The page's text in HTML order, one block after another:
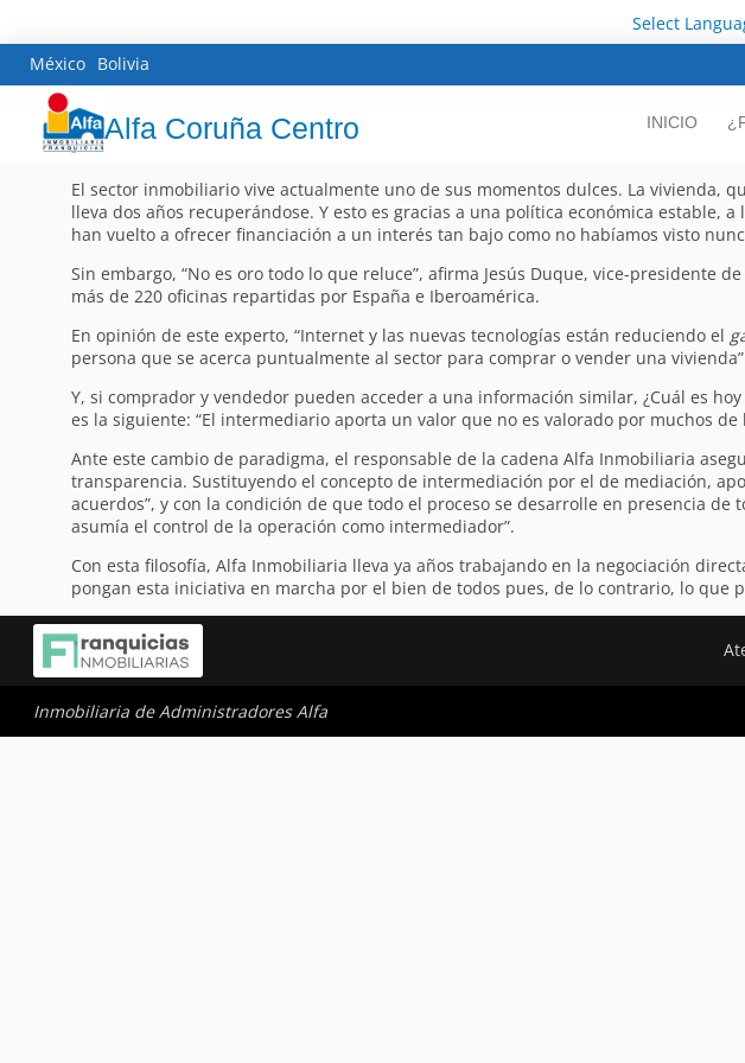
Select
México Bolivia
Alfa Coruña Centro INICIO
El sector inmobiliario vive actualmente uno de sus momentos dulces. La vivienda,
lleva dos años recuperándose. Y esto es gracias a una política económica estable,
han vuelto a ofrecer financiación a un interés tan bajo como no habíamos visto
Sin embargo, “No es oro todo lo que reluce”, afirma Jesús Duque, vice-presidente
más de 220 oficinas repartidas por España e Iberoamérica.
En opinión de este experto, “Internet y las nuevas tecnologías están reduciendo el
persona que se acerca puntualmente al sector para comprar o vender una
Y, si comprador y vendedor pueden acceder a una información similar, ¿Cuál es
es la siguiente: “El intermediario aporta un valor que no es valorado por muchos de
Ante este cambio de paradigma, el responsable de la cadena Alfa Inmobiliaria
transparencia. Sustituyendo el concepto de intermediación por el de mediación,
acuerdos”, y con la condición de que todo el proceso se desarrolle en presencia
asumía el control de la operación como intermediador”.
Con esta filosofía, Alfa Inmobiliaria lleva ya años trabajando en la negociación
pongan esta iniciativa en marcha por el bien de todos pues, de lo contrario, lo que
Inmobiliaria de Administradores Alfa